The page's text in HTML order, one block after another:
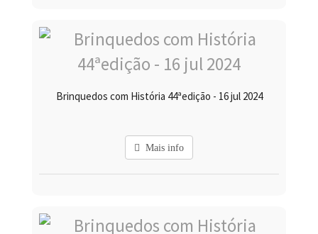
Brinquedos com História 44ªedição - 16 jul 2024
Mais info